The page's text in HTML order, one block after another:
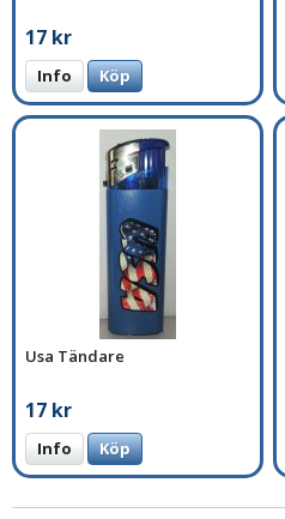
17 kr
Info Köp
Usa Tändare
17 kr
Info Köp